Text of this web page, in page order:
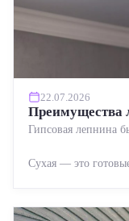
22.07.2026
Преимущества
Гипсовая лепнина
Сухая — это